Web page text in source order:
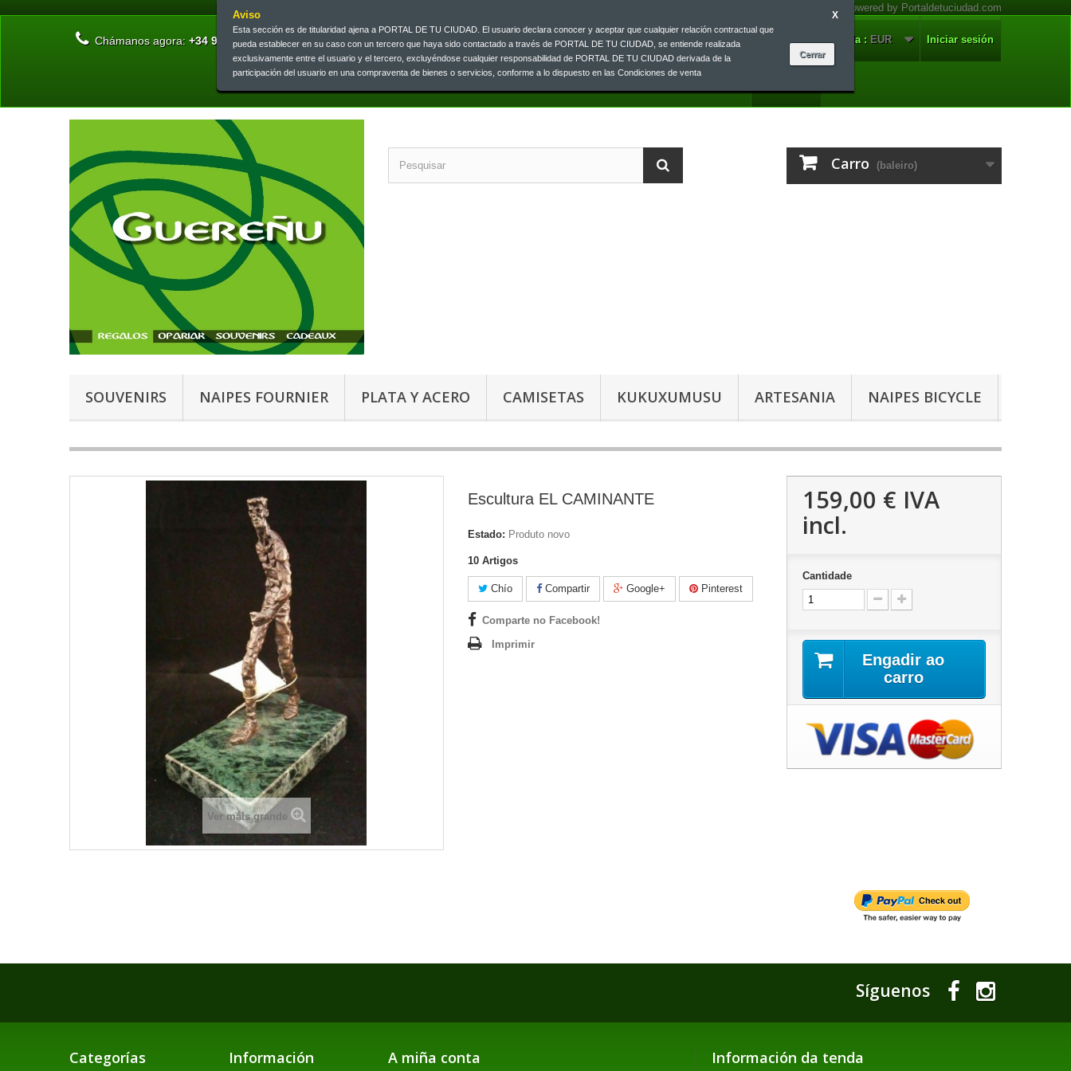
Aviso
Esta sección es de titularidad ajena a PORTAL DE TU CIUDAD. El usuario declara conocer y aceptar que cualquier relación contractual que
pueda establecer en su caso con un tercero que haya sido contactado a través de PORTAL DE TU CIUDAD, se entiende realizada
exclusivamente entre el usuario y el tercero, excluyéndose cualquier responsabilidad de PORTAL DE TU CIUDAD derivada de la
participación del usuario en una compraventa de bienes o servicios, conforme a lo dispuesto en las Condiciones de venta
X
Iniciar sesión
Moeda : EUR
Contacta connosco
Chámanos agora: +34 945 13 46 73 | +34 945 26 00 33
Carro (baleiro)
SOUVENIRS NAIPES FOURNIER PLATA Y ACERO CAMISETAS KUKUXUMUSU ARTESANIA NAIPES BICYCLE
Ver máis grande
Escultura EL CAMINANTE
Estado: Produto novo
10 Artigos
Chío Compartir Google+ Pinterest
Comparte no Facebook!
Imprimir
159,00 € IVA
incl.
Cantidade
Engadir ao
carro
Síguenos
Categorías Información A miña conta Información da tenda